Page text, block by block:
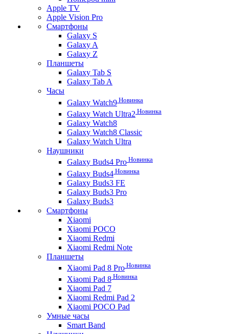
Apple TV
Apple Vision Pro
Смартфоны
Galaxy S
Galaxy A
Galaxy Z
Планшеты
Galaxy Tab S
Galaxy Tab A
Часы
Galaxy Watch9 Новинка
Galaxy Watch Ultra2 Новинка
Galaxy Watch8
Galaxy Watch8 Classic
Galaxy Watch Ultra
Наушники
Galaxy Buds4 Pro Новинка
Galaxy Buds4 Новинка
Galaxy Buds3 FE
Galaxy Buds3 Pro
Galaxy Buds3
Смартфоны
Xiaomi
Xiaomi POCO
Xiaomi Redmi
Xiaomi Redmi Note
Планшеты
Xiaomi Pad 8 Pro Новинка
Xiaomi Pad 8 Новинка
Xiaomi Pad 7
Xiaomi Redmi Pad 2
Xiaomi POCO Pad
Умные часы
Smart Band